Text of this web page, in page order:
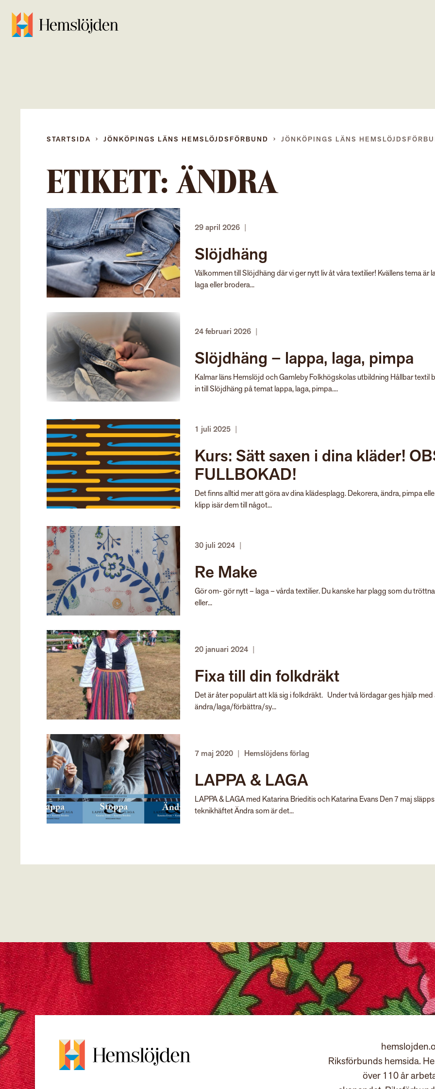
STARTSIDA JÖNKÖPINGS LÄNS HEMSLÖJDSFÖRBUND JÖNKÖPINGS LÄNS
ETIKETT:ÄNDRA
29 april 2026
Slöjdhäng
Välkommen till Slöjdhäng där vi ger nytt liv åt våra textilier! Kvällens tema är
laga eller brodera...
24 februari 2026
Slöjdhäng – lappa, laga, pimpa
Kalmar läns Hemslöjd och Gamleby Folkhögskolas utbildning Hållbar textil
in till Slöjdhäng på temat lappa, laga, pimpa....
1 juli 2025 |
Kurs: Sätt saxen i dina kläder!
FULLBOKAD!
Det finns alltid mer att göra av dina klädesplagg. Dekorera, ändra, pimpa
klipp isär dem till något...
30 juli 2024 |
Re Make
Gör om- gör nytt – laga – vårda textilier. Du kanske har plagg som du
eller...
20 januari 2024 |
Fixa till din folkdräkt
Det är åter populärt att klä sig i folkdräkt. Under två lördagar ges hjälp
ändra/laga/förbättra/sy...
7 maj 2020 | Hemslöjdens förlag
LAPPA & LAGA
LAPPA & LAGA med Katarina Brieditis och Katarina Evans Den 7 maj släpps
teknikhäftet Ändra som är det...
Riksförbunds hemsida.
över 110 år